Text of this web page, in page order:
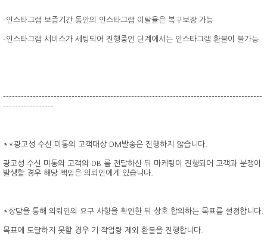
-인스타그램 보증기간 동안의 인스타그램 이탈율은 복구보장 가능
-인스타그램 서비스가 세팅되어 진행중인 단계에서는 인스타그램 환불이 불가능
---------------------------------------------------------------------------------------
-----------------
**광고성 수신 미동의 고객대상 DM발송은 진행하지 않습니다.
광고성 수신 미동의 고객의 DB 를 전달하신 뒤 마케팅이 진행되어 고객과 분쟁이
발생할 경우 해당 책임은 의뢰인에게 있습니다.
*상담을 통해 의뢰인의 요구 사항을 확인한 뒤 상호 합의하는 목표를 설정합니다.
목표에 도달하지 못할 경우 기 작업량 제외 환불을 진행합니다.